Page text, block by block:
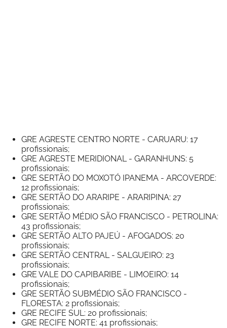
GRE AGRESTE CENTRO NORTE - CARUARU: 17
profissionais;
GRE AGRESTE MERIDIONAL - GARANHUNS: 5
profissionais;
GRE SERTÃO DO MOXOTÓ IPANEMA - ARCOVERDE:
12 profissionais;
GRE SERTÃO DO ARARIPE - ARARIPINA: 27
profissionais;
GRE SERTÃO MÉDIO SÃO FRANCISCO - PETROLINA:
43 profissionais;
GRE SERTÃO ALTO PAJEÚ - AFOGADOS: 20
profissionais;
GRE SERTÃO CENTRAL - SALGUEIRO: 23
profissionais;
GRE VALE DO CAPIBARIBE - LIMOEIRO: 14
profissionais;
GRE SERTÃO SUBMÉDIO SÃO FRANCISCO -
FLORESTA: 2 profissionais;
GRE RECIFE SUL: 20 profissionais;
GRE RECIFE NORTE: 41 profissionais;